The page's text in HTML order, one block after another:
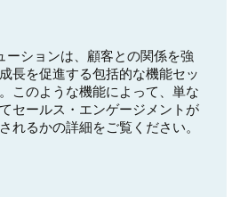
ーションは、顧客との関係を強
長を促進する包括的な機能セッ
このような機能によって、単な
セールス・エンゲージメントが
れるかの詳細をご覧ください。